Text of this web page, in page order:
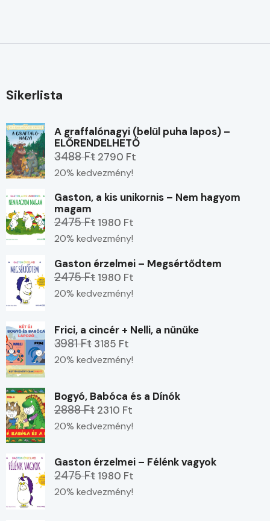
Sikerlista
A graffalónagyi (belül puha lapos) –
ELŐRENDELHETŐ
3488 Ft 2790 Ft
20% kedvezmény!
Gaston, a kis unikornis – Nem hagyom
magam
2475 Ft 1980 Ft
20% kedvezmény!
Gaston érzelmei – Megsértődtem
2475 Ft 1980 Ft
20% kedvezmény!
Frici, a cincér + Nelli, a nünüke
3981 Ft 3185 Ft
20% kedvezmény!
Bogyó, Babóca és a Dínók
2888 Ft 2310 Ft
20% kedvezmény!
Gaston érzelmei – Félénk vagyok
2475 Ft 1980 Ft
20% kedvezmény!